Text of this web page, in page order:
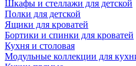
Шкафы и стеллажи для детской
Полки для детской
Ящики для кроватей
Бортики и спинки для кроватей
Кухня и столовая
Модульные коллекции для